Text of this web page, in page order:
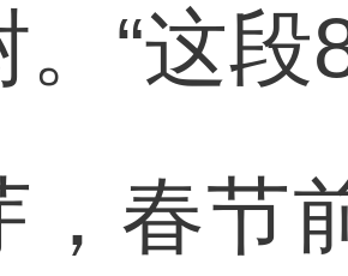
。“这
，春节